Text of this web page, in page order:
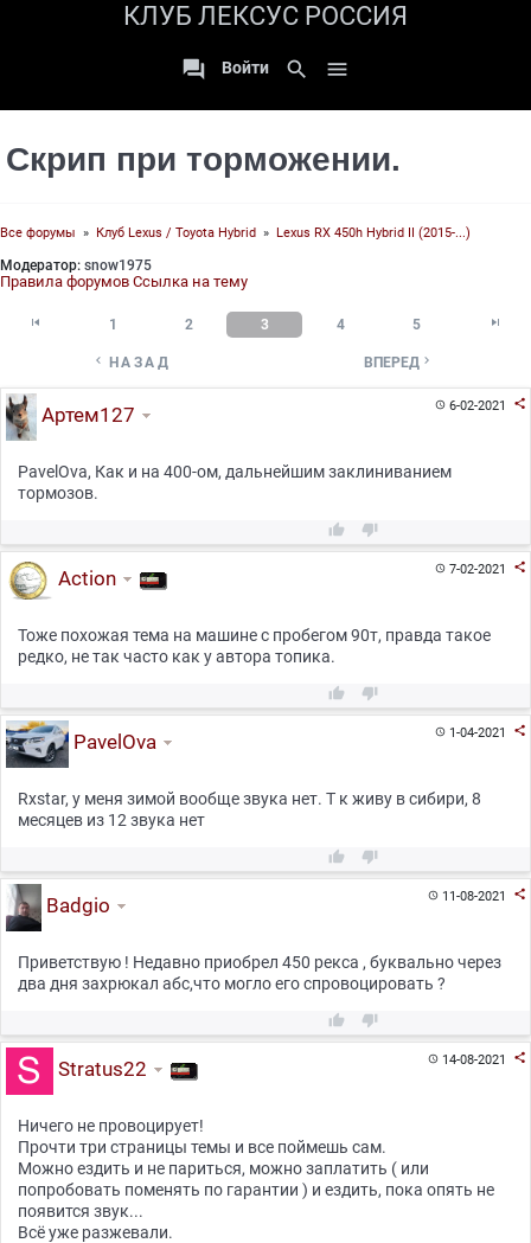
КЛУБ ЛЕКСУС РОССИЯ
 Войти search 
Скрип при торможении.
Все форумы » Клуб Lexus / Toyota Hybrid » Lexus RX 450h Hybrid II (2015-...)
Модератор: snow1975
Правила форумов Ссылка на тему
 1 2 3 4 5 
 НАЗАД ВПЕРЕД 
6-02-2021 
Артем127
PavelOva, Как и на 400-ом, дальнейшим заклиниванием
тормозов.
 
7-02-2021 
Action
Тоже похожая тема на машине с пробегом 90т, правда такое
редко, не так часто как у автора топика.
 
1-04-2021 
PavelOva
Rxstar, у меня зимой вообще звука нет. Т к живу в сибири, 8
месяцев из 12 звука нет
 
11-08-2021 
Badgio
Приветствую ! Недавно приобрел 450 рекса , буквально через
два дня захрюкал абс,что могло его спровоцировать ?
 
14-08-2021 
Stratus22
Ничего не провоцирует!
Прочти три страницы темы и все поймешь сам.
Можно ездить и не париться, можно заплатить ( или
попробовать поменять по гарантии ) и ездить, пока опять не
появится звук...
Всё уже разжевали.